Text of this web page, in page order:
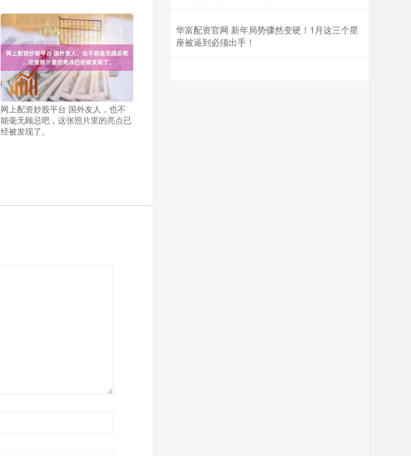
网上配资炒股平台 国外友人，也不
能毫无顾忌吧，这张照片里的亮点已
经被发现了。
华富配资官网 新年局势骤然变硬！1月这三个星
座被逼到必须出手！